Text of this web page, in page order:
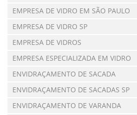
EMPRESA DE VIDRO EM SÃO PAULO
EMPRESA DE VIDRO SP
EMPRESA DE VIDROS
EMPRESA ESPECIALIZADA EM VIDRO
ENVIDRAÇAMENTO DE SACADA
ENVIDRAÇAMENTO DE SACADAS SP
ENVIDRAÇAMENTO DE VARANDA